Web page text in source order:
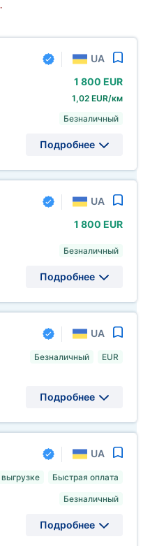
UA
1 800 EUR
1,02 EUR/км
Безналичный
Подробнее
UA
1 800 EUR
Безналичный
Подробнее
UA
Безналичный EUR
Подробнее
UA
Быстрая оплата
Безналичный
Подробнее